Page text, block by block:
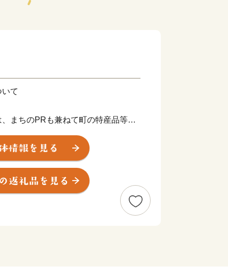
て
まちのPRも兼ねて町の特産品等を
月程度かかることがあります。
の回数制限は現在設けておりませ